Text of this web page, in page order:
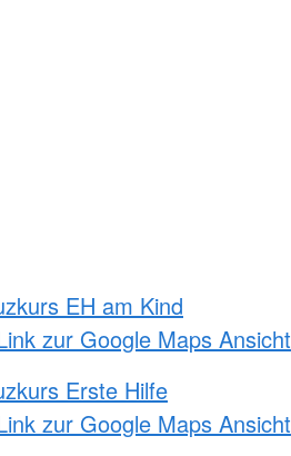
EH am Kind
zur Google Maps Ansicht
Erste Hilfe
zur Google Maps Ansicht